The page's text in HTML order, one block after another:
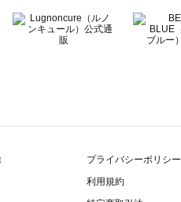
プライバシーポリシー
利用規約